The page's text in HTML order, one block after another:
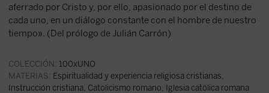
aferrado por Cristo y, por ello, apasionado por el destino de
cada uno, en un diálogo constante con el hombre de nuestro
tiempo». (Del prólogo de Julián Carrón)
COLECCIÓN: 100xUNO
MATERIAS: Espiritualidad y experiencia religiosa cristianas
Instrucción cristiana, Catolicismo romano, Iglesia católica romana